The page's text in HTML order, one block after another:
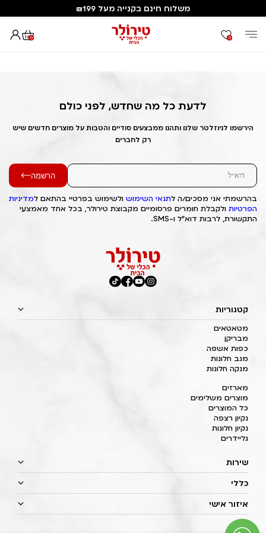
משלוח חינם בקנייה מעל ₪199
0 0
דף הבית Out of Stock Alert 2025/06/01 1748814569
לדעת כל מה שחדש, לפני כולם
הירשמו לניוזלטר שלנו ותהנו ממבצעים סודיים והטבות על מוצרים חדשים שיש
רק לחברים
הרשמה
בהרשמתי אני מסכים/ה לתנאי השימוש ולשימוש בפרטיי בהתאם למדיניות
הפרטיות ולקבלת חומרים פרסומיים מקבוצת טירולר, בכל אחד מאמצעי
התקשורת, לרבות דוא"ל ו-SMS.
קטגוריות
מטאטאים
מבריקן
כפות אשפה
מגב חלונות
מנקה חלונות
מארזים
מוצרים משלימים
כל המוצרים
נקיון רצפה
נקיון חלונות
גליידרים
שירות
כללי
איזור אישי